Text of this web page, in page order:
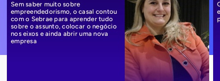
Sem saber muito sobre
empreendedorismo, o casal contou
com o Sebrae para aprender tudo
sobre o assunto, colocar o negócio
nos eixos e ainda abrir uma nova
empresa